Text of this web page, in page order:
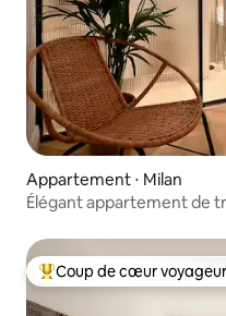
Appartement ⋅ Milan
Élégant appartement de
Coups de cœur voyageurs
Coup de cœur